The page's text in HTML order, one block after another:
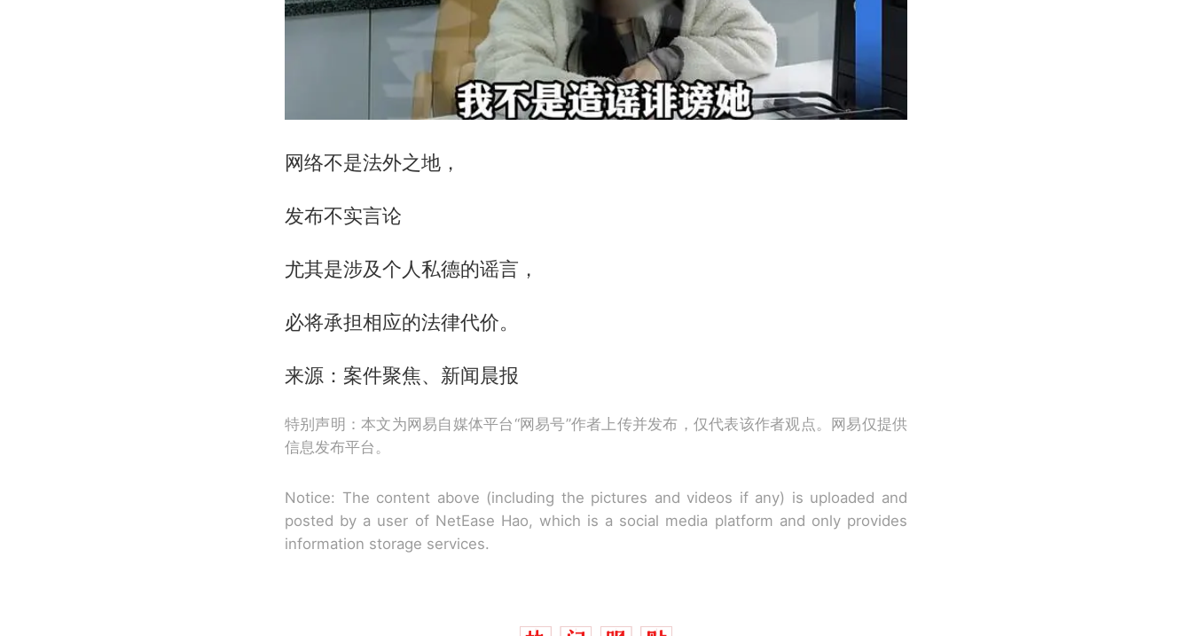
网络不是法外之地，
发布不实言论
尤其是涉及个人私德的谣言，
必将承担相应的法律代价。
来源：案件聚焦、新闻晨报
特别声明：本文为网易自媒体平台“网易号”作者上传并发布，仅代表该作者观点。网易仅提供
信息发布平台。
Notice: The content above (including the pictures and videos if any) is uploaded and
posted by a user of NetEase Hao, which is a social media platform and only provides
information storage services.